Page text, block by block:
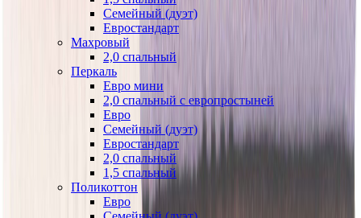
Семейный (дуэт)
Евростандарт
Махровый
2,0 спальный
Перкаль
Евро мини
2,0 спальный с европростыней
Евро
Семейный (дуэт)
Евростандарт
2,0 спальный
1,5 спальный
Поликоттон
Евро